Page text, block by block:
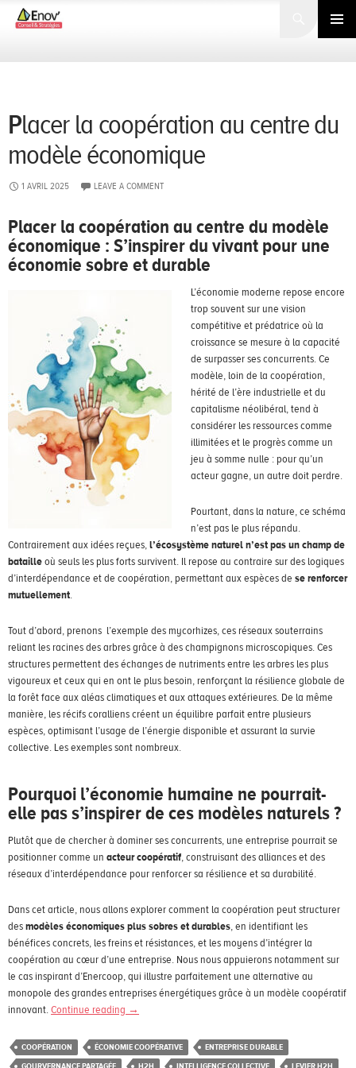
Search
SKIP
Placer la coopération au centre du
modèle économique
1 AVRIL 2025 LEAVE A COMMENT
Placer la coopération au centre du modèle
économique : S’inspirer du vivant pour une
économie sobre et durable
L’économie moderne repose encore
trop souvent sur une vision
compétitive et prédatrice où la
croissance se mesure à la capacité
de surpasser ses concurrents. Ce
modèle, loin de la coopération,
hérité de l’ère industrielle et du
capitalisme néolibéral, tend à
considérer les ressources comme
illimitées et le progrès comme un
jeu à somme nulle : pour qu’un
acteur gagne, un autre doit perdre.
Pourtant, dans la nature, ce schéma
n’est pas le plus répandu.
Contrairement aux idées reçues,l’écosystème naturel n’est pas un champ de
batailleoù seuls les plus forts survivent. Il repose au contraire sur des logiques
d’interdépendance et de coopération, permettant aux espèces de se renforcer
mutuellement.
Tout d’abord, prenons l’exemple des mycorhizes, ces réseaux souterrains
reliant les racines des arbres grâce à des champignons microscopiques. Ces
structures permettent des échanges de nutriments entre les arbres les plus
vigoureux et ceux qui en ont le plus besoin, renforçant la résilience globale de
la forêt face aux aléas climatiques et aux attaques extérieures. De la même
manière, les récifs coralliens créent un équilibre parfait entre plusieurs
espèces, optimisant l’usage de l’énergie disponible et assurant la survie
collective. Les exemples sont nombreux.
Pourquoi l’économie humaine ne pourrait-
elle pas s’inspirer de ces modèles naturels ?
Plutôt que de chercher à dominer ses concurrents, une entreprise pourrait se
positionner comme un acteur coopératif, construisant des alliances et des
réseaux d’interdépendance pour renforcer sa résilience et sa durabilité.
Dans cet article, nous allons explorer comment la coopération peut structurer
desmodèles économiques plus sobres et durables, en identifiant les
bénéfices concrets, les freins et résistances, et les moyens d’intégrer la
coopération au cœur d’une entreprise. Nous nous appuierons notamment sur
le cas inspirant d’Enercoop, qui illustre parfaitement une alternative au
monopole des grandes entreprises énergétiques grâce à un modèle coopératif
innovant.Continue reading →
COOPÉRATION ÉCONOMIE COOPÉRATIVE
ENTREPRISE DURABLE